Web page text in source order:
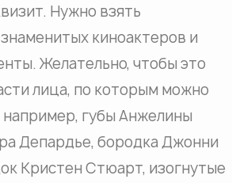
Нужно взять
киноактеров и
Желательно, чтобы это
лица, по которым можно
например, губы Анжелины
Депардье, бородка Джонни
Кристен Стюарт, изогнутые